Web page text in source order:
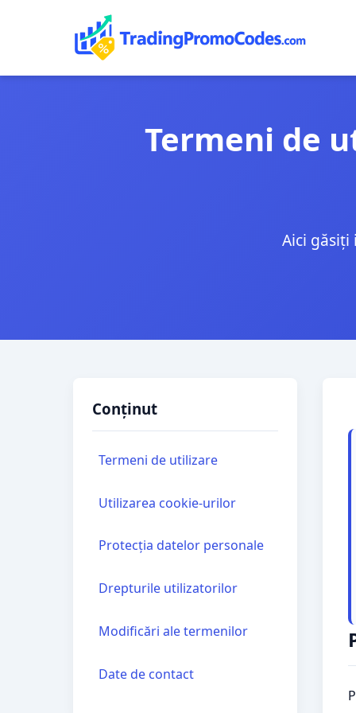
Termeni de
Aici
Conținut
Termeni de utilizare
Utilizarea cookie-urilor
Protecția datelor personale
Drepturile utilizatorilor
Modificări ale termenilor
Date de contact